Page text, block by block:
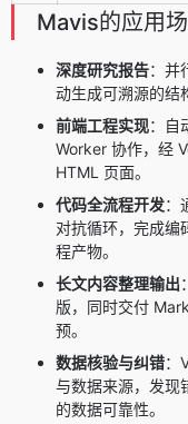
Mavis的应用
深度研究报告：并
动生成可溯源的结
前端工程实现：自
Worker 协作，经
HTML 页面。
代码全流程开发：
对抗循环，完成编
程产物。
长文内容整理输出
版，同时交付
预。
数据核验与纠错：
与数据来源，发现
的数据可靠性。